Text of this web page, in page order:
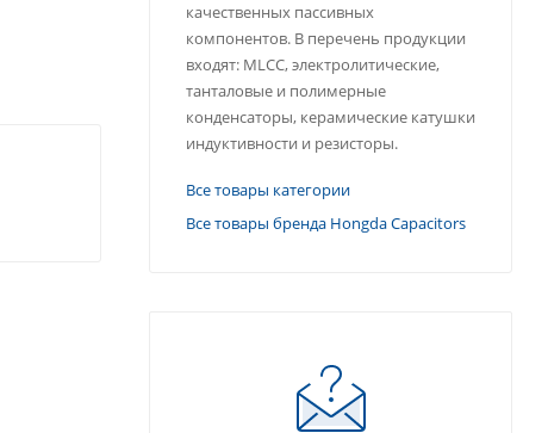
качественных пассивных
компонентов. В перечень продукции
входят: MLCC, электролитические,
танталовые и полимерные
конденсаторы, керамические катушки
индуктивности и резисторы.
Все товары категории
Все товары бренда Hongda Capacitors